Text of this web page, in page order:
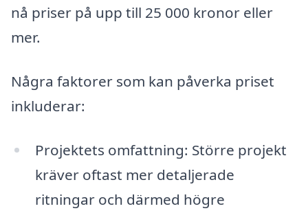
nå priser på upp till 25 000 kronor eller
mer.
Några faktorer som kan påverka priset
inkluderar:
Projektets omfattning: Större projekt
kräver oftast mer detaljerade
ritningar och därmed högre